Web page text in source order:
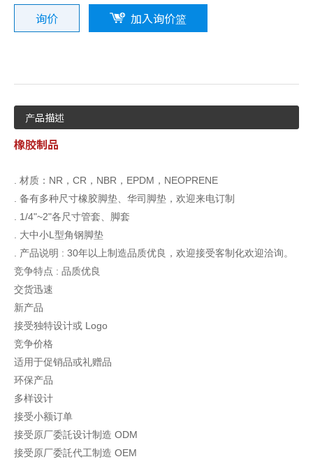
询价 加入询价篮
产品描述
橡胶制品
. 材质：NR，CR，NBR，EPDM，NEOPRENE
. 备有多种尺寸橡胶脚垫、华司脚垫，欢迎来电订制
. 1/4"~2"各尺寸管套、脚套
. 大中小L型角钢脚垫
. 产品说明 : 30年以上制造品质优良，欢迎接受客制化欢迎洽询。
竞争特点 : 品质优良
交货迅速
新产品
接受独特设计或 Logo
竞争价格
适用于促销品或礼赠品
环保产品
多样设计
接受小额订单
接受原厂委託设计制造 ODM
接受原厂委託代工制造 OEM